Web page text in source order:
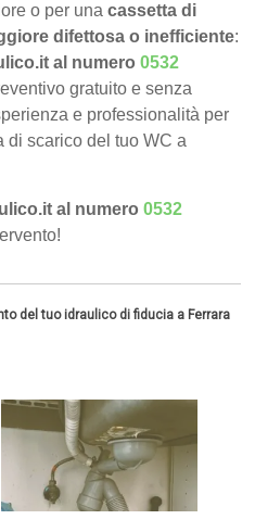
o per unacassetta di
difettosa o inefficiente:
al numero0532
gratuito e senza
e professionalità per
di scarico del tuo WC a
al numero0532
del tuo idraulico di fiducia a Ferrara